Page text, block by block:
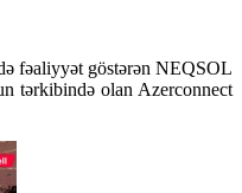
fəaliyyət göstərən NEQSOL
tərkibində olan Azerconnect